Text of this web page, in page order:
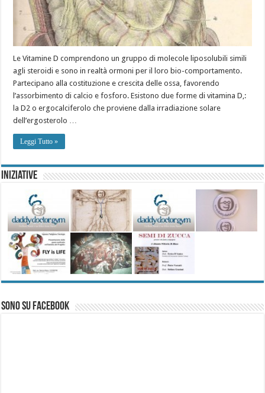
Le Vitamine D comprendono un gruppo di molecole liposolubili simili
agli steroidi e sono in realtà ormoni per il loro bio-comportamento.
Partecipano alla costituzione e crescita delle ossa, favorendo
l’assorbimento di calcio e fosforo. Esistono due forme di vitamina D,:
la D2 o ergocalciferolo che proviene dalla irradiazione solare
dell’ergosterolo …
Leggi Tutto »
Iniziative
Sono su Facebook